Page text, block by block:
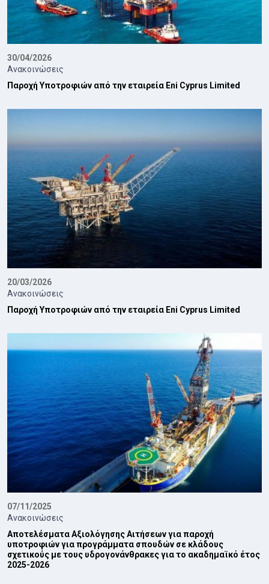
30/04/2026
Ανακοινώσεις
Παροχή Υποτροφιών από την εταιρεία Eni Cyprus Limited
20/03/2026
Ανακοινώσεις
Παροχή Υποτροφιών από την εταιρεία Eni Cyprus Limited
07/11/2025
Ανακοινώσεις
Αποτελέσματα Αξιολόγησης Αιτήσεων για παροχή
υποτροφιών για προγράμματα σπουδών σε κλάδους
σχετικούς με τους υδρογονάνθρακες για το ακαδημαϊκό έτος
2025-2026